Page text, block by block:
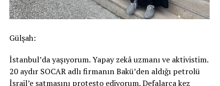
Gülşah:
İstanbul’da yaşıyorum. Yapay zekâ uzmanı ve aktivistim.
20 aydır SOCAR adlı firmanın Bakü’den aldığı petrolü
İsrail’e satmasını protesto ediyorum. Defalarca kez